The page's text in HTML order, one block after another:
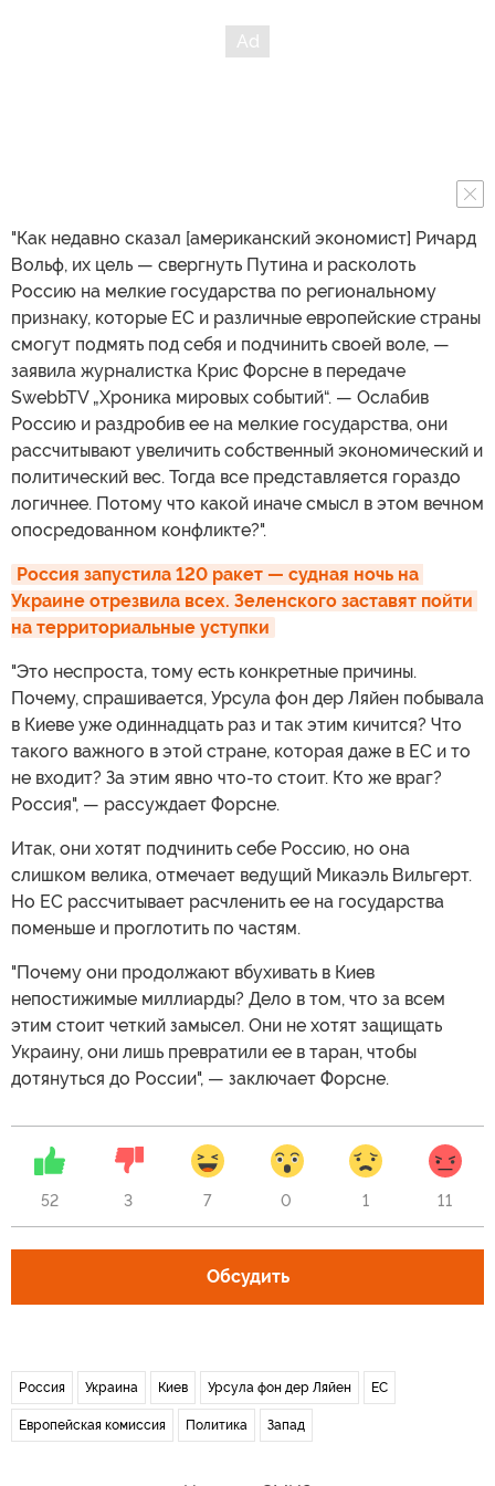
"Как недавно сказал [американский экономист] Ричард
Вольф, их цель — свергнуть Путина и расколоть
Россию на мелкие государства по региональному
признаку, которые ЕС и различные европейские страны
смогут подмять под себя и подчинить своей воле, —
заявила журналистка Крис Форсне в передаче
SwebbTV „Хроника мировых событий“. — Ослабив
Россию и раздробив ее на мелкие государства, они
рассчитывают увеличить собственный экономический и
политический вес. Тогда все представляется гораздо
логичнее. Потому что какой иначе смысл в этом вечном
опосредованном конфликте?".
Россия запустила 120 ракет — судная ночь на
Украине отрезвила всех. Зеленского заставят пойти
на территориальные уступки
"Это неспроста, тому есть конкретные причины.
Почему, спрашивается, Урсула фон дер Ляйен побывала
в Киеве уже одиннадцать раз и так этим кичится? Что
такого важного в этой стране, которая даже в ЕС и то
не входит? За этим явно что-то стоит. Кто же враг?
Россия", — рассуждает Форсне.
Итак, они хотят подчинить себе Россию, но она
слишком велика, отмечает ведущий Микаэль Вильгерт.
Но ЕС рассчитывает расчленить ее на государства
поменьше и проглотить по частям.
"Почему они продолжают вбухивать в Киев
непостижимые миллиарды? Дело в том, что за всем
этим стоит четкий замысел. Они не хотят защищать
Украину, они лишь превратили ее в таран, чтобы
дотянуться до России", — заключает Форсне.
52 3 7 0 1 11
Обсудить
Россия Украина Киев Урсула фон дер Ляйен ЕС
Европейская комиссия Политика Запад